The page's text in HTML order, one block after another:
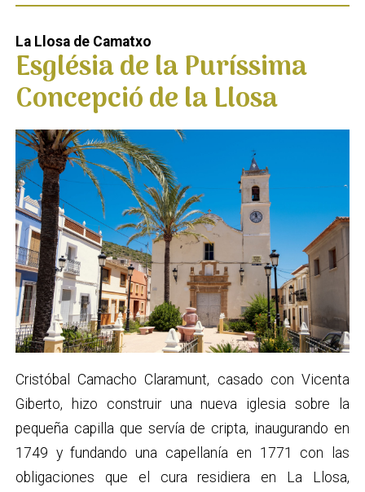
La Llosa de Camatxo
Església de la Puríssima
Concepció de la Llosa
Cristóbal Camacho Claramunt, casado con Vicenta
Giberto, hizo construir una nueva iglesia sobre la
pequeña capilla que servía de cripta, inaugurando en
1749 y fundando una capellanía en 1771 con las
obligaciones que el cura residiera en La Llosa,